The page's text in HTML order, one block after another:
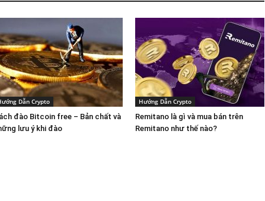
Dẫn Crypto
đào Bitcoin free – Bản chất và
lưu ý khi đào
Hướng Dẫn Crypto
Remitano là gì và mua bán trên
Remitano như thế nào?